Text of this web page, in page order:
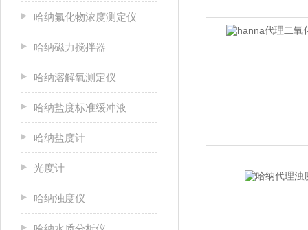
哈纳氟化物浓度测定仪
哈纳磁力搅拌器
哈纳溶解氧测定仪
哈纳盐度标准缓冲液
哈纳盐度计
光度计
哈纳浊度仪